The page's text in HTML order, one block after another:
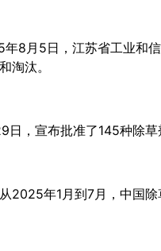
8月5日，江苏省工业和
淘汰。
日，宣布批准了145种除
从2025年1月到7月，中国除